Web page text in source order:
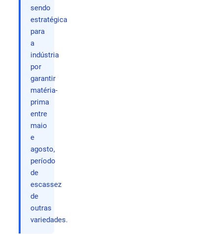
sendo
estratégica
para
a
indústria
por
garantir
matéria-
prima
entre
maio
e
agosto,
período
de
escassez
de
outras
variedades.